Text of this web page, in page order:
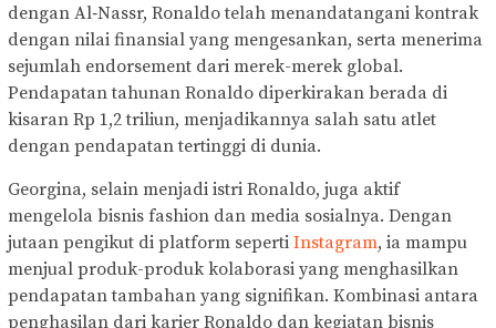
dengan Al‑Nassr, Ronaldo telah menandatangani kontrak
dengan nilai finansial yang mengesankan, serta menerima
sejumlah endorsement dari merek-merek global.
Pendapatan tahunan Ronaldo diperkirakan berada di
kisaran Rp 1,2 triliun, menjadikannya salah satu atlet
dengan pendapatan tertinggi di dunia.
Georgina, selain menjadi istri Ronaldo, juga aktif
mengelola bisnis fashion dan media sosialnya. Dengan
jutaan pengikut di platform seperti Instagram, ia mampu
menjual produk-produk kolaborasi yang menghasilkan
pendapatan tambahan yang signifikan. Kombinasi antara
penghasilan dari karier Ronaldo dan kegiatan bisnis